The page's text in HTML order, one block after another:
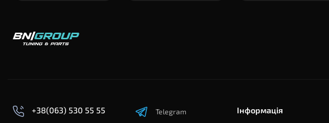
+38(063) 530 55 55 Telegram Інформація